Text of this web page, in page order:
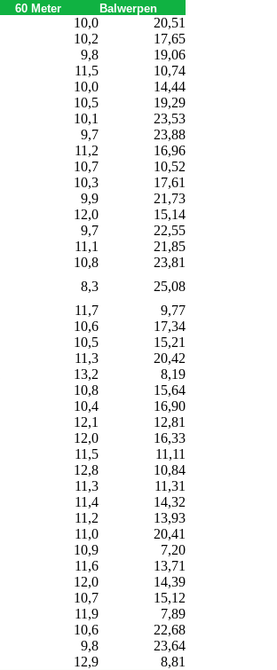
60 Meter Balwerpen
10,0
20,51
10,2
17,65
9,8
19,06
11,5
10,74
10,0
14,44
10,5
19,29
10,1
23,53
9,7
23,88
11,2
16,96
10,7
10,52
10,3
17,61
9,9
21,73
12,0
15,14
9,7
22,55
11,1
21,85
10,8
23,81
8,3
25,08
11,7
9,77
10,6
17,34
10,5
15,21
11,3
20,42
13,2
8,19
10,8
15,64
10,4
16,90
12,1
12,81
12,0
16,33
11,5
11,11
12,8
10,84
11,3
11,31
11,4
14,32
11,2
13,93
11,0
20,41
10,9
7,20
11,6
13,71
12,0
14,39
10,7
15,12
11,9
7,89
10,6
22,68
9,8
23,64
12,9 8,81